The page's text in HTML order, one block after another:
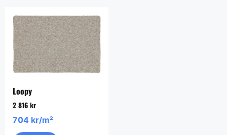
Loopy
2 816 kr
704 kr/m²